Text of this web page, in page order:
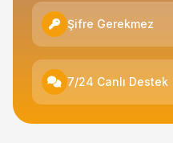
Şifre Gerekmez
7/24 Canlı Destek